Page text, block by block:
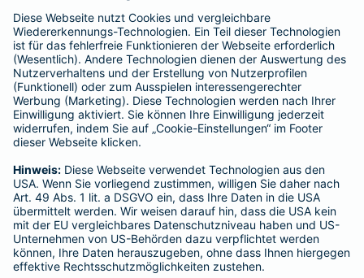
BELIEBTE SEITEN
Kranken-Zusatzversicherung
Tierversicherungen
Haftpflichtversicherung
Hausratversicherung
Adresse ändern
Schaden melden
Kilometerstandsmeldung
Serviceübersicht